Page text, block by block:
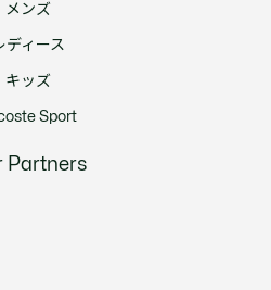
メンズ
ディース
キッズ
Sport
Partners